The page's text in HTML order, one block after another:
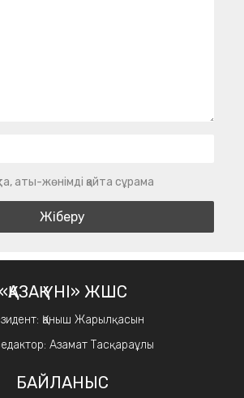
аты-жөнімді қайта сұрама
«ҚАЗАҚ ҮНІ» ЖШС
Қаныш Жарылқасын
Азамат Тасқараұлы
БАЙЛАНЫС